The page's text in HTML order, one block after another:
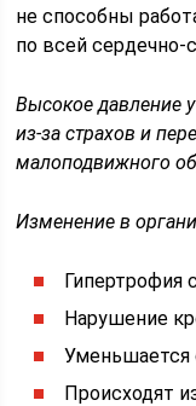
не способны
по всей сердечно-
Высокое давление
из-за страхов и
малоподвижного
Изменение в
Гипертрофия
Нарушение
Происходят